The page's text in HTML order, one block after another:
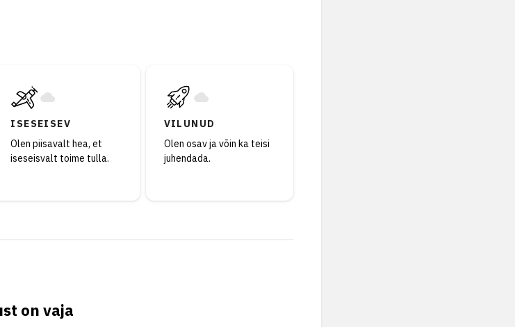
ISESEISEV
Olen piisavalt hea, et
iseseisvalt toime tulla.
VILUNUD
Olen osav ja võin ka teisi
juhendada.
on vaja